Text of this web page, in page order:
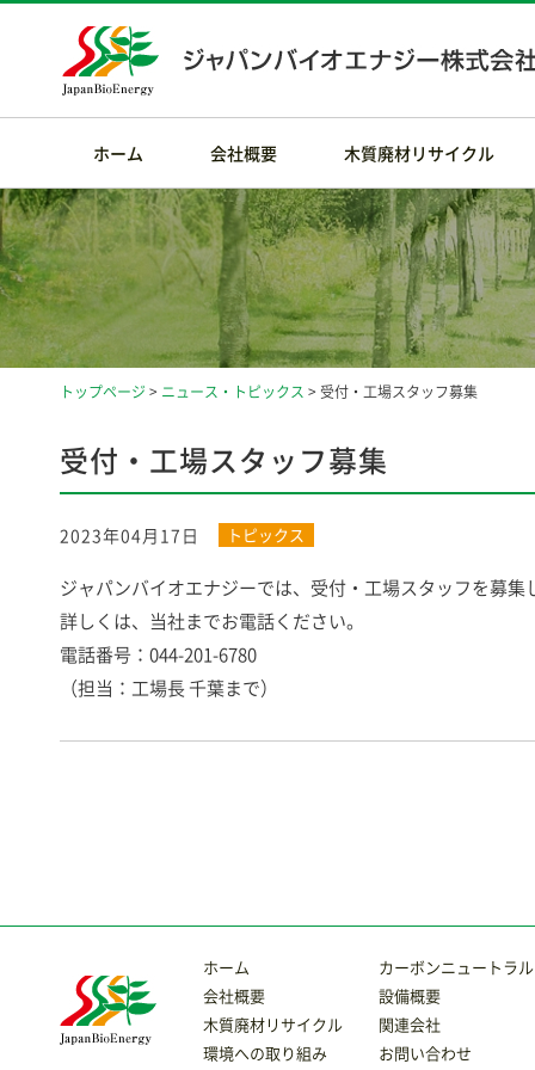
ホーム 会社概要 木質廃材リサイクル
トップページ > ニュース・トピックス > 受付・工場スタッフ募集
受付・工場スタッフ募集
2023年04月17日 トピックス
ジャパンバイオエナジーでは、受付・工場スタッフを募集
詳しくは、当社までお電話ください。
電話番号：044-201-6780
（担当：工場長 千葉まで）
ホーム
会社概要
木質廃材リサイクル
環境への取り組み
カーボンニュートラル
設備概要
関連会社
お問い合わせ